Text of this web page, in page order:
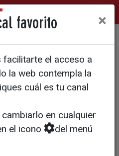
cuatro
para
favorito ×
facilitarte el acceso a
la web contempla la
cuál es tu canal
en cualquier
el icono
del menú